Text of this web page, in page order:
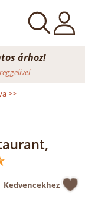
árhoz!
reggelivel
>>
Kedvencekhez